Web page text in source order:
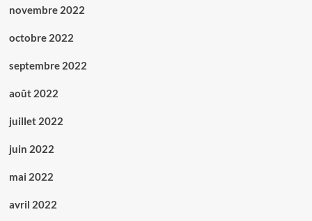
novembre 2022
octobre 2022
septembre 2022
août 2022
juillet 2022
juin 2022
mai 2022
avril 2022